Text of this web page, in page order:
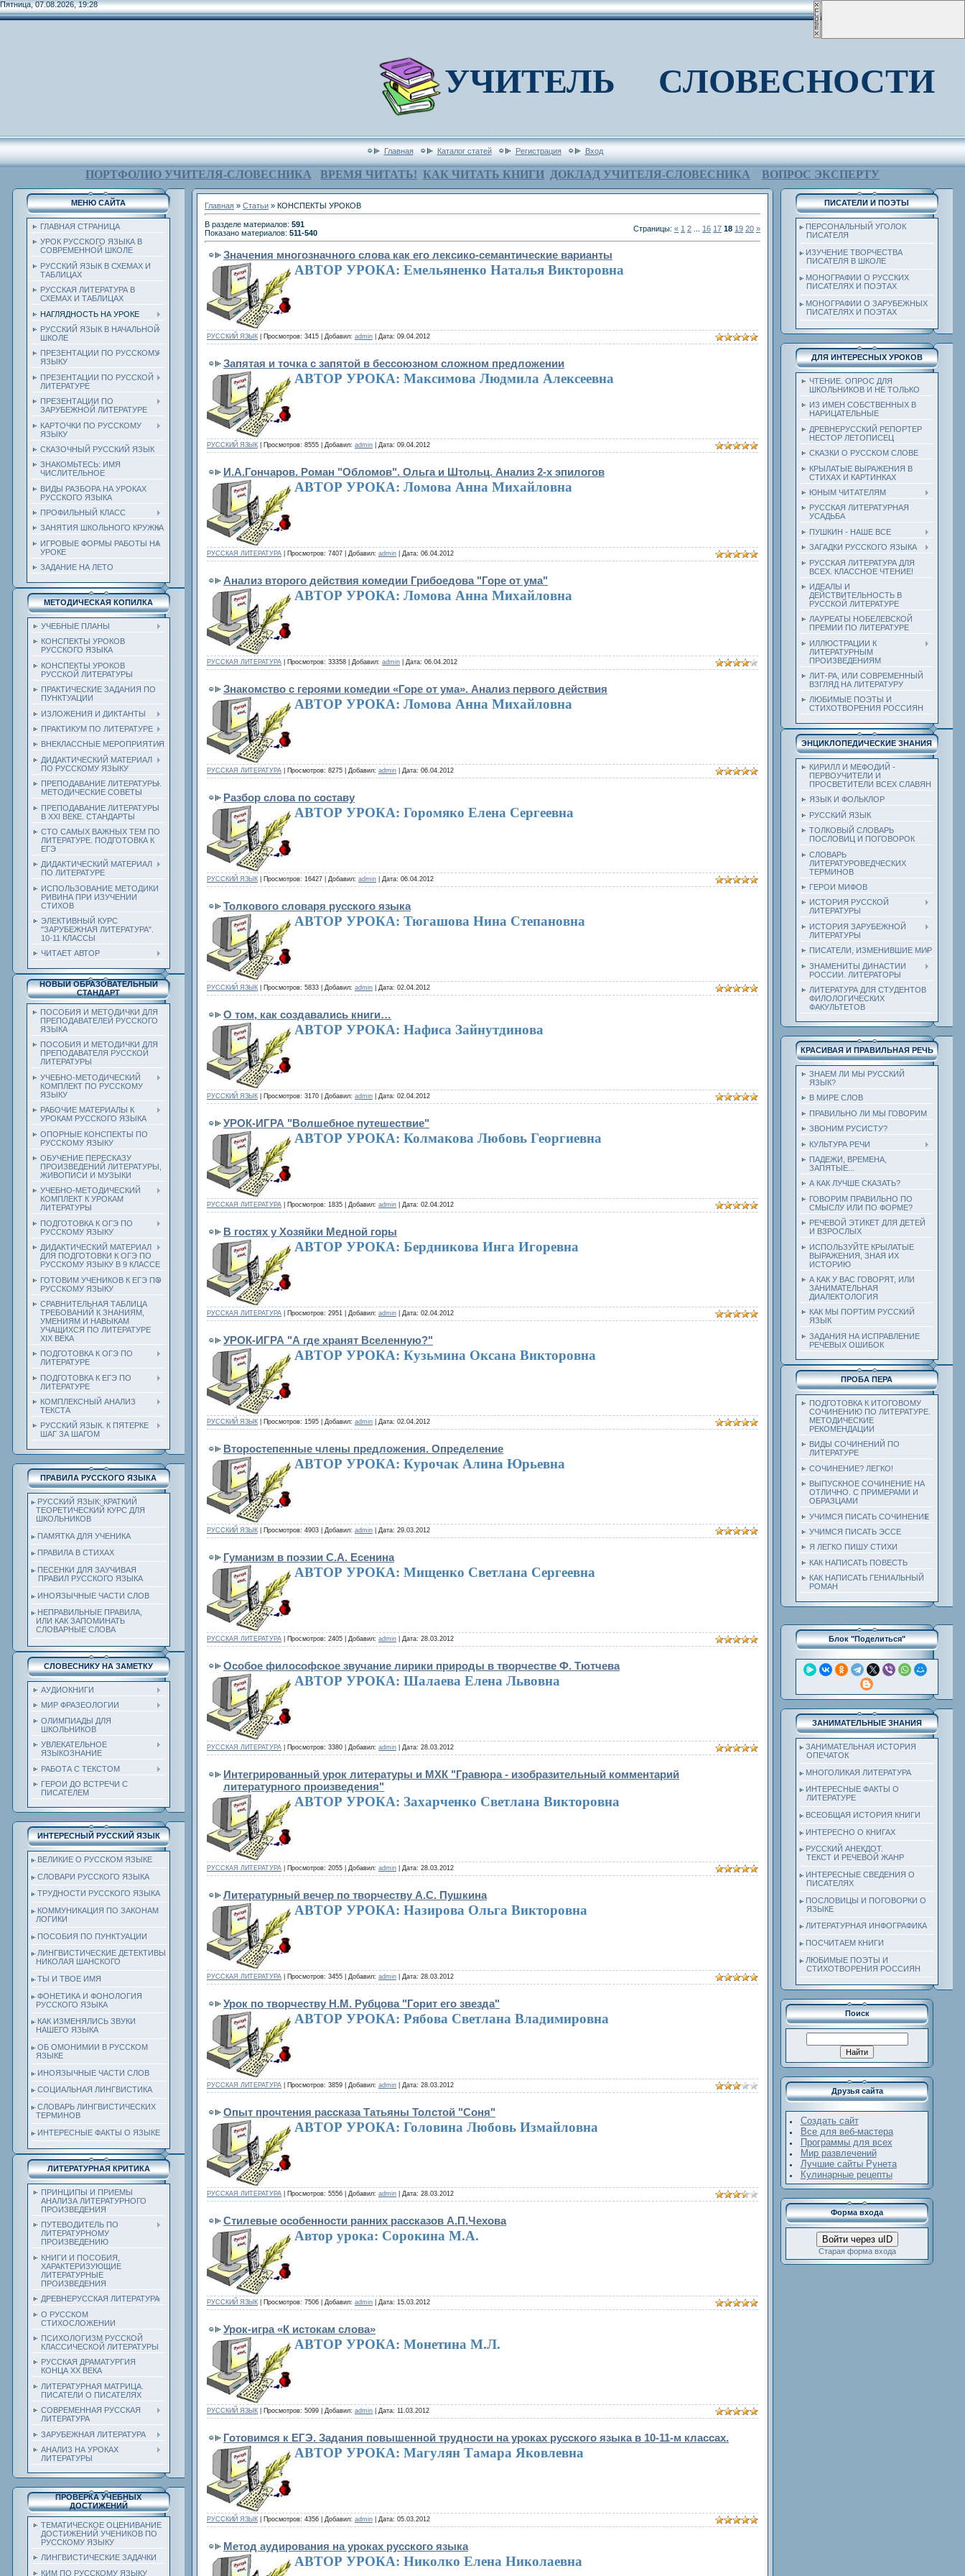
Пятница, 07.08.2026, 19:28
УЧИТЕЛЬ СЛОВЕСНОСТИ
Главная Каталог статей Регистрация Вход
ПОРТФОЛИО УЧИТЕЛЯ-СЛОВЕСНИКА ВРЕМЯ ЧИТАТЬ! КАК ЧИТАТЬ КНИГИ ДОКЛАД УЧИТЕЛЯ-СЛОВЕСНИКА ВОПРОС ЭКСПЕРТУ
МЕНЮ САЙТА
ГЛАВНАЯ СТРАНИЦА
УРОК РУССКОГО ЯЗЫКА В
СОВРЕМЕННОЙ ШКОЛЕ
РУССКИЙ ЯЗЫК В СХЕМАХ И
ТАБЛИЦАХ
РУССКАЯ ЛИТЕРАТУРА В
СХЕМАХ И ТАБЛИЦАХ
НАГЛЯДНОСТЬ НА УРОКЕ
РУССКИЙ ЯЗЫК В НАЧАЛЬНОЙ
ШКОЛЕ
ПРЕЗЕНТАЦИИ ПО РУССКОМУ
ЯЗЫКУ
ПРЕЗЕНТАЦИИ ПО РУССКОЙ
ЛИТЕРАТУРЕ
ПРЕЗЕНТАЦИИ ПО
ЗАРУБЕЖНОЙ ЛИТЕРАТУРЕ
КАРТОЧКИ ПО РУССКОМУ
ЯЗЫКУ
СКАЗОЧНЫЙ РУССКИЙ ЯЗЫК
ЗНАКОМЬТЕСЬ: ИМЯ
ЧИСЛИТЕЛЬНОЕ
ВИДЫ РАЗБОРА НА УРОКАХ
РУССКОГО ЯЗЫКА
ПРОФИЛЬНЫЙ КЛАСС
ЗАНЯТИЯ ШКОЛЬНОГО КРУЖКА
ИГРОВЫЕ ФОРМЫ РАБОТЫ НА
УРОКЕ
ЗАДАНИЕ НА ЛЕТО
МЕТОДИЧЕСКАЯ КОПИЛКА
УЧЕБНЫЕ ПЛАНЫ
КОНСПЕКТЫ УРОКОВ
РУССКОГО ЯЗЫКА
КОНСПЕКТЫ УРОКОВ
РУССКОЙ ЛИТЕРАТУРЫ
ПРАКТИЧЕСКИЕ ЗАДАНИЯ ПО
ПУНКТУАЦИИ
ИЗЛОЖЕНИЯ И ДИКТАНТЫ
ПРАКТИКУМ ПО ЛИТЕРАТУРЕ
ВНЕКЛАССНЫЕ МЕРОПРИЯТИЯ
ДИДАКТИЧЕСКИЙ МАТЕРИАЛ
ПО РУССКОМУ ЯЗЫКУ
ПРЕПОДАВАНИЕ ЛИТЕРАТУРЫ.
МЕТОДИЧЕСКИЕ СОВЕТЫ
ПРЕПОДАВАНИЕ ЛИТЕРАТУРЫ
В XXI ВЕКЕ. СТАНДАРТЫ
СТО САМЫХ ВАЖНЫХ ТЕМ ПО
ЛИТЕРАТУРЕ. ПОДГОТОВКА К
ЕГЭ
ДИДАКТИЧЕСКИЙ МАТЕРИАЛ
ПО ЛИТЕРАТУРЕ
ИСПОЛЬЗОВАНИЕ МЕТОДИКИ
РИВИНА ПРИ ИЗУЧЕНИИ
СТИХОВ
ЭЛЕКТИВНЫЙ КУРС
"ЗАРУБЕЖНАЯ ЛИТЕРАТУРА".
10-11 КЛАССЫ
ЧИТАЕТ АВТОР
НОВЫЙ ОБРАЗОВАТЕЛЬНЫЙ
СТАНДАРТ
ПОСОБИЯ И МЕТОДИЧКИ ДЛЯ
ПРЕПОДАВАТЕЛЕЙ РУССКОГО
ЯЗЫКА
ПОСОБИЯ И МЕТОДИЧКИ ДЛЯ
ПРЕПОДАВАТЕЛЯ РУССКОЙ
ЛИТЕРАТУРЫ
УЧЕБНО-МЕТОДИЧЕСКИЙ
КОМПЛЕКТ ПО РУССКОМУ
ЯЗЫКУ
РАБОЧИЕ МАТЕРИАЛЫ К
УРОКАМ РУССКОГО ЯЗЫКА
ОПОРНЫЕ КОНСПЕКТЫ ПО
РУССКОМУ ЯЗЫКУ
ОБУЧЕНИЕ ПЕРЕСКАЗУ
ПРОИЗВЕДЕНИЙ ЛИТЕРАТУРЫ,
ЖИВОПИСИ И МУЗЫКИ
УЧЕБНО-МЕТОДИЧЕСКИЙ
КОМПЛЕКТ К УРОКАМ
ЛИТЕРАТУРЫ
ПОДГОТОВКА К ОГЭ ПО
РУССКОМУ ЯЗЫКУ
ДИДАКТИЧЕСКИЙ МАТЕРИАЛ
ДЛЯ ПОДГОТОВКИ К ОГЭ ПО
РУССКОМУ ЯЗЫКУ В 9 КЛАССЕ
ГОТОВИМ УЧЕНИКОВ К ЕГЭ ПО
РУССКОМУ ЯЗЫКУ
СРАВНИТЕЛЬНАЯ ТАБЛИЦА
ТРЕБОВАНИЙ К ЗНАНИЯМ,
УМЕНИЯМ И НАВЫКАМ
УЧАЩИХСЯ ПО ЛИТЕРАТУРЕ
ХIХ ВЕКА
ПОДГОТОВКА К ОГЭ ПО
ЛИТЕРАТУРЕ
ПОДГОТОВКА К ЕГЭ ПО
ЛИТЕРАТУРЕ
КОМПЛЕКСНЫЙ АНАЛИЗ
ТЕКСТА
РУССКИЙ ЯЗЫК. К ПЯТЕРКЕ
ШАГ ЗА ШАГОМ
ПРАВИЛА РУССКОГО ЯЗЫКА
РУССКИЙ ЯЗЫК: КРАТКИЙ
ТЕОРЕТИЧЕСКИЙ КУРС ДЛЯ
ШКОЛЬНИКОВ
ПАМЯТКА ДЛЯ УЧЕНИКА
ПРАВИЛА В СТИХАХ
ПЕСЕНКИ ДЛЯ ЗАУЧИВАЯ
ПРАВИЛ РУССКОГО ЯЗЫКА
ИНОЯЗЫЧНЫЕ ЧАСТИ СЛОВ
НЕПРАВИЛЬНЫЕ ПРАВИЛА,
ИЛИ КАК ЗАПОМИНАТЬ
СЛОВАРНЫЕ СЛОВА
СЛОВЕСНИКУ НА ЗАМЕТКУ
АУДИОКНИГИ
МИР ФРАЗЕОЛОГИИ
ОЛИМПИАДЫ ДЛЯ
ШКОЛЬНИКОВ
УВЛЕКАТЕЛЬНОЕ
ЯЗЫКОЗНАНИЕ
РАБОТА С ТЕКСТОМ
ГЕРОИ ДО ВСТРЕЧИ С
ПИСАТЕЛЕМ
ИНТЕРЕСНЫЙ РУССКИЙ ЯЗЫК
ВЕЛИКИЕ О РУССКОМ ЯЗЫКЕ
СЛОВАРИ РУССКОГО ЯЗЫКА
ТРУДНОСТИ РУССКОГО ЯЗЫКА
КОММУНИКАЦИЯ ПО ЗАКОНАМ
ЛОГИКИ
ПОСОБИЯ ПО ПУНКТУАЦИИ
ЛИНГВИСТИЧЕСКИЕ ДЕТЕКТИВЫ
НИКОЛАЯ ШАНСКОГО
ТЫ И ТВОЕ ИМЯ
ФОНЕТИКА И ФОНОЛОГИЯ
РУССКОГО ЯЗЫКА
КАК ИЗМЕНЯЛИСЬ ЗВУКИ
НАШЕГО ЯЗЫКА
ОБ ОМОНИМИИ В РУССКОМ
ЯЗЫКЕ
ИНОЯЗЫЧНЫЕ ЧАСТИ СЛОВ
СОЦИАЛЬНАЯ ЛИНГВИСТИКА
СЛОВАРЬ ЛИНГВИСТИЧЕСКИХ
ТЕРМИНОВ
ИНТЕРЕСНЫЕ ФАКТЫ О ЯЗЫКЕ
ЛИТЕРАТУРНАЯ КРИТИКА
ПРИНЦИПЫ И ПРИЕМЫ
АНАЛИЗА ЛИТЕРАТУРНОГО
ПРОИЗВЕДЕНИЯ
ПУТЕВОДИТЕЛЬ ПО
ЛИТЕРАТУРНОМУ
ПРОИЗВЕДЕНИЮ
КНИГИ И ПОСОБИЯ,
ХАРАКТЕРИЗУЮЩИЕ
ЛИТЕРАТУРНЫЕ
ПРОИЗВЕДЕНИЯ
ДРЕВНЕРУССКАЯ ЛИТЕРАТУРА
О РУССКОМ
СТИХОСЛОЖЕНИИ
ПСИХОЛОГИЗМ РУССКОЙ
КЛАССИЧЕСКОЙ ЛИТЕРАТУРЫ
РУССКАЯ ДРАМАТУРГИЯ
КОНЦА ХХ ВЕКА
ЛИТЕРАТУРНАЯ МАТРИЦА.
ПИСАТЕЛИ О ПИСАТЕЛЯХ
СОВРЕМЕННАЯ РУССКАЯ
ЛИТЕРАТУРА
ЗАРУБЕЖНАЯ ЛИТЕРАТУРА
АНАЛИЗ НА УРОКАХ
ЛИТЕРАТУРЫ
ПРОВЕРКА УЧЕБНЫХ
ДОСТИЖЕНИЙ
ТЕМАТИЧЕСКОЕ ОЦЕНИВАНИЕ
ДОСТИЖЕНИЙ УЧЕНИКОВ ПО
РУССКОМУ ЯЗЫКУ
ЛИНГВИСТИЧЕСКИЕ ЗАДАЧКИ
КИМ ПО РУССКОМУ ЯЗЫКУ
Главная » Статьи » КОНСПЕКТЫ УРОКОВ
В разделе материалов: 591
Показано материалов: 511-540 Страницы: « 1 2 16 17 18 19 20 »
Значения многозначного слова как его лексико-семантические варианты
АВТОР УРОКА: Емельяненко Наталья Викторовна
РУССКИЙ ЯЗЫК | Просмотров: 3415 | Добавил: admin | Дата: 09.04.2012
Запятая и точка с запятой в бессоюзном сложном предложении
АВТОР УРОКА: Максимова Людмила Алексеевна
РУССКИЙ ЯЗЫК | Просмотров: 8555 | Добавил: admin | Дата: 09.04.2012
И.А.Гончаров. Роман "Обломов". Ольга и Штольц. Анализ 2-х эпилогов
АВТОР УРОКА: Ломова Анна Михайловна
РУССКАЯ ЛИТЕРАТУРА | Просмотров: 7407 | Добавил: admin | Дата: 06.04.2012
Анализ второго действия комедии Грибоедова "Горе от ума"
АВТОР УРОКА: Ломова Анна Михайловна
РУССКАЯ ЛИТЕРАТУРА | Просмотров: 33358 | Добавил: admin | Дата: 06.04.2012
Знакомство с героями комедии «Горе от ума». Анализ первого действия
АВТОР УРОКА: Ломова Анна Михайловна
РУССКАЯ ЛИТЕРАТУРА | Просмотров: 8275 | Добавил: admin | Дата: 06.04.2012
Разбор слова по составу
АВТОР УРОКА: Горомяко Елена Сергеевна
РУССКИЙ ЯЗЫК | Просмотров: 16427 | Добавил: admin | Дата: 06.04.2012
Толкового словаря русского языка
АВТОР УРОКА: Тюгашова Нина Степановна
РУССКИЙ ЯЗЫК | Просмотров: 5833 | Добавил: admin | Дата: 02.04.2012
О том, как создавались книги…
АВТОР УРОКА: Нафиса Зайнутдинова
РУССКИЙ ЯЗЫК | Просмотров: 3170 | Добавил: admin | Дата: 02.04.2012
УРОК-ИГРА "Волшебное путешествие"
АВТОР УРОКА: Колмакова Любовь Георгиевна
РУССКАЯ ЛИТЕРАТУРА | Просмотров: 1835 | Добавил: admin | Дата: 02.04.2012
В гостях у Хозяйки Медной горы
АВТОР УРОКА: Бердникова Инга Игоревна
РУССКАЯ ЛИТЕРАТУРА | Просмотров: 2951 | Добавил: admin | Дата: 02.04.2012
УРОК-ИГРА "А где хранят Вселенную?"
АВТОР УРОКА: Кузьмина Оксана Викторовна
РУССКИЙ ЯЗЫК | Просмотров: 1595 | Добавил: admin | Дата: 02.04.2012
Второстепенные члены предложения. Определение
АВТОР УРОКА: Курочак Алина Юрьевна
РУССКИЙ ЯЗЫК | Просмотров: 4903 | Добавил: admin | Дата: 29.03.2012
Гуманизм в поэзии С.А. Есенина
АВТОР УРОКА: Мищенко Светлана Сергеевна
РУССКАЯ ЛИТЕРАТУРА | Просмотров: 2405 | Добавил: admin | Дата: 28.03.2012
Особое философское звучание лирики природы в творчестве Ф. Тютчева
АВТОР УРОКА: Шалаева Елена Львовна
РУССКАЯ ЛИТЕРАТУРА | Просмотров: 3380 | Добавил: admin | Дата: 28.03.2012
Интегрированный урок литературы и МХК "Гравюра - изобразительный комментарий
литературного произведения"
АВТОР УРОКА: Захарченко Светлана Викторовна
РУССКАЯ ЛИТЕРАТУРА | Просмотров: 2055 | Добавил: admin | Дата: 28.03.2012
Литературный вечер по творчеству А.С. Пушкина
АВТОР УРОКА: Назирова Ольга Викторовна
РУССКАЯ ЛИТЕРАТУРА | Просмотров: 3455 | Добавил: admin | Дата: 28.03.2012
Урок по творчеству Н.М. Рубцова "Горит его звезда"
АВТОР УРОКА: Рябова Светлана Владимировна
РУССКАЯ ЛИТЕРАТУРА | Просмотров: 3859 | Добавил: admin | Дата: 28.03.2012
Опыт прочтения рассказа Татьяны Толстой "Соня"
АВТОР УРОКА: Головина Любовь Измайловна
РУССКАЯ ЛИТЕРАТУРА | Просмотров: 5556 | Добавил: admin | Дата: 28.03.2012
Стилевые особенности ранних рассказов А.П.Чехова
Автор урока: Сорокина М.А.
РУССКИЙ ЯЗЫК | Просмотров: 7506 | Добавил: admin | Дата: 15.03.2012
Урок-игра «К истокам слова»
АВТОР УРОКА: Монетина М.Л.
РУССКИЙ ЯЗЫК | Просмотров: 5099 | Добавил: admin | Дата: 11.03.2012
Готовимся к ЕГЭ. Задания повышенной трудности на уроках русского языка в 10-11-м классах.
АВТОР УРОКА: Магулян Тамара Яковлевна
РУССКИЙ ЯЗЫК | Просмотров: 4356 | Добавил: admin | Дата: 05.03.2012
Метод аудирования на уроках русского языка
АВТОР УРОКА: Николко Елена Николаевна
ПИСАТЕЛИ И ПОЭТЫ
ПЕРСОНАЛЬНЫЙ УГОЛОК
ПИСАТЕЛЯ
ИЗУЧЕНИЕ ТВОРЧЕСТВА
ПИСАТЕЛЯ В ШКОЛЕ
МОНОГРАФИИ О РУССКИХ
ПИСАТЕЛЯХ И ПОЭТАХ
МОНОГРАФИИ О ЗАРУБЕЖНЫХ
ПИСАТЕЛЯХ И ПОЭТАХ
ДЛЯ ИНТЕРЕСНЫХ УРОКОВ
ЧТЕНИЕ. ОПРОС ДЛЯ
ШКОЛЬНИКОВ И НЕ ТОЛЬКО
ИЗ ИМЕН СОБСТВЕННЫХ В
НАРИЦАТЕЛЬНЫЕ
ДРЕВНЕРУССКИЙ РЕПОРТЕР
НЕСТОР ЛЕТОПИСЕЦ
СКАЗКИ О РУССКОМ СЛОВЕ
КРЫЛАТЫЕ ВЫРАЖЕНИЯ В
СТИХАХ И КАРТИНКАХ
ЮНЫМ ЧИТАТЕЛЯМ
РУССКАЯ ЛИТЕРАТУРНАЯ
УСАДЬБА
ПУШКИН - НАШЕ ВСЕ
ЗАГАДКИ РУССКОГО ЯЗЫКА
РУССКАЯ ЛИТЕРАТУРА ДЛЯ
ВСЕХ. КЛАССНОЕ ЧТЕНИЕ!
ИДЕАЛЫ И
ДЕЙСТВИТЕЛЬНОСТЬ В
РУССКОЙ ЛИТЕРАТУРЕ
ЛАУРЕАТЫ НОБЕЛЕВСКОЙ
ПРЕМИИ ПО ЛИТЕРАТУРЕ
ИЛЛЮСТРАЦИИ К
ЛИТЕРАТУРНЫМ
ПРОИЗВЕДЕНИЯМ
ЛИТ-РА, ИЛИ СОВРЕМЕННЫЙ
ВЗГЛЯД НА ЛИТЕРАТУРУ
ЛЮБИМЫЕ ПОЭТЫ И
СТИХОТВОРЕНИЯ РОССИЯН
ЭНЦИКЛОПЕДИЧЕСКИЕ ЗНАНИЯ
КИРИЛЛ И МЕФОДИЙ -
ПЕРВОУЧИТЕЛИ И
ПРОСВЕТИТЕЛИ ВСЕХ СЛАВЯН
ЯЗЫК И ФОЛЬКЛОР
РУССКИЙ ЯЗЫК
ТОЛКОВЫЙ СЛОВАРЬ
ПОСЛОВИЦ И ПОГОВОРОК
СЛОВАРЬ
ЛИТЕРАТУРОВЕДЧЕСКИХ
ТЕРМИНОВ
ГЕРОИ МИФОВ
ИСТОРИЯ РУССКОЙ
ЛИТЕРАТУРЫ
ИСТОРИЯ ЗАРУБЕЖНОЙ
ЛИТЕРАТУРЫ
ПИСАТЕЛИ, ИЗМЕНИВШИЕ МИР
ЗНАМЕНИТЫ ДИНАСТИИ
РОССИИ. ЛИТЕРАТОРЫ
ЛИТЕРАТУРА ДЛЯ СТУДЕНТОВ
ФИЛОЛОГИЧЕСКИХ
ФАКУЛЬТЕТОВ
КРАСИВАЯ И ПРАВИЛЬНАЯ РЕЧЬ
ЗНАЕМ ЛИ МЫ РУССКИЙ
ЯЗЫК?
В МИРЕ СЛОВ
ПРАВИЛЬНО ЛИ МЫ ГОВОРИМ
ЗВОНИМ РУСИСТУ?
КУЛЬТУРА РЕЧИ
ПАДЕЖИ, ВРЕМЕНА,
ЗАПЯТЫЕ...
А КАК ЛУЧШЕ СКАЗАТЬ?
ГОВОРИМ ПРАВИЛЬНО ПО
СМЫСЛУ ИЛИ ПО ФОРМЕ?
РЕЧЕВОЙ ЭТИКЕТ ДЛЯ ДЕТЕЙ
И ВЗРОСЛЫХ
ИСПОЛЬЗУЙТЕ КРЫЛАТЫЕ
ВЫРАЖЕНИЯ, ЗНАЯ ИХ
ИСТОРИЮ
А КАК У ВАС ГОВОРЯТ, ИЛИ
ЗАНИМАТЕЛЬНАЯ
ДИАЛЕКТОЛОГИЯ
КАК МЫ ПОРТИМ РУССКИЙ
ЯЗЫК
ЗАДАНИЯ НА ИСПРАВЛЕНИЕ
РЕЧЕВЫХ ОШИБОК
ПРОБА ПЕРА
ПОДГОТОВКА К ИТОГОВОМУ
СОЧИНЕНИЮ ПО ЛИТЕРАТУРЕ.
МЕТОДИЧЕСКИЕ
РЕКОМЕНДАЦИИ
ВИДЫ СОЧИНЕНИЙ ПО
ЛИТЕРАТУРЕ
СОЧИНЕНИЕ? ЛЕГКО!
ВЫПУСКНОЕ СОЧИНЕНИЕ НА
ОТЛИЧНО. С ПРИМЕРАМИ И
ОБРАЗЦАМИ
УЧИМСЯ ПИСАТЬ СОЧИНЕНИЕ
УЧИМСЯ ПИСАТЬ ЭССЕ
Я ЛЕГКО ПИШУ СТИХИ
КАК НАПИСАТЬ ПОВЕСТЬ
КАК НАПИСАТЬ ГЕНИАЛЬНЫЙ
РОМАН
Блок "Поделиться"
ЗАНИМАТЕЛЬНЫЕ ЗНАНИЯ
ЗАНИМАТЕЛЬНАЯ ИСТОРИЯ
ОПЕЧАТОК
МНОГОЛИКАЯ ЛИТЕРАТУРА
ИНТЕРЕСНЫЕ ФАКТЫ О
ЛИТЕРАТУРЕ
ВСЕОБЩАЯ ИСТОРИЯ КНИГИ
ИНТЕРЕСНО О КНИГАХ
РУССКИЙ АНЕКДОТ.
ТЕКСТ И РЕЧЕВОЙ ЖАНР
ИНТЕРЕСНЫЕ СВЕДЕНИЯ О
ПИСАТЕЛЯХ
ПОСЛОВИЦЫ И ПОГОВОРКИ О
ЯЗЫКЕ
ЛИТЕРАТУРНАЯ ИНФОГРАФИКА
ПОСЧИТАЕМ КНИГИ
ЛЮБИМЫЕ ПОЭТЫ И
СТИХОТВОРЕНИЯ РОССИЯН
Поиск
Друзья сайта
Создать сайт
Все для веб-мастера
Программы для всех
Мир развлечений
Лучшие сайты Рунета
Кулинарные рецепты
Форма входа
Войти через uID
Старая форма входа